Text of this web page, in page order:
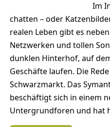
Im
chatten – oder
realen Leben gibt es
Netzwerken und tollen
dunklen Hinterhof, auf
Geschäfte laufen. Die
Schwarzmarkt. Das
beschäftigt sich in einem
Untergrundforen und hat